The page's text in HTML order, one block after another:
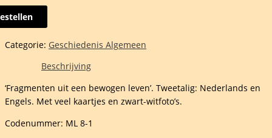
Categorie: Geschiedenis Algemeen
Beschrijving
‘Fragmenten uit een bewogen leven’. Tweetalig: Nederlands en
Engels. Met veel kaartjes en zwart-witfoto’s.
Codenummer: ML 8-1